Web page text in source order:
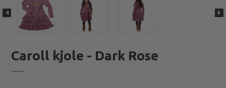
Caroll kjole - Dark Rose